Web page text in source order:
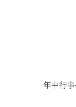
年中行